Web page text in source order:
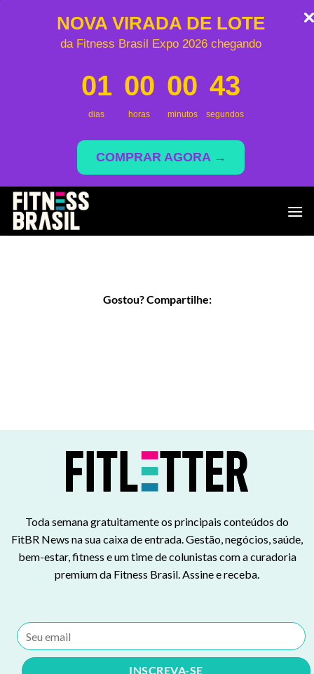
NOVA VIRADA DE LOTE
da Fitness Brasil Expo 2026 chegando
01
dias
00
horas
00
minutos
43
segundos
COMPRAR AGORA →
Skip
content
Gostou? Compartilhe:
Toda semana gratuitamente os principais conteúdos do
FitBR News na sua caixa de entrada. Gestão, negócios, saúde,
bem-estar, fitness e um time de colunistas com a curadoria
premium da Fitness Brasil. Assine e receba.